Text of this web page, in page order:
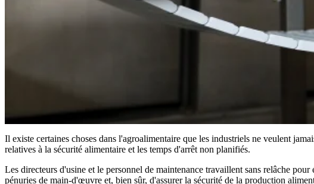
Il existe certaines choses dans l'agroalimentaire que les industriels ne veulent
relatives à la sécurité alimentaire et les temps d'arrêt non planifiés.
Les directeurs d'usine et le personnel de maintenance travaillent sans relâche
pénuries de main-d'œuvre et, bien sûr, d'assurer la sécurité de la production